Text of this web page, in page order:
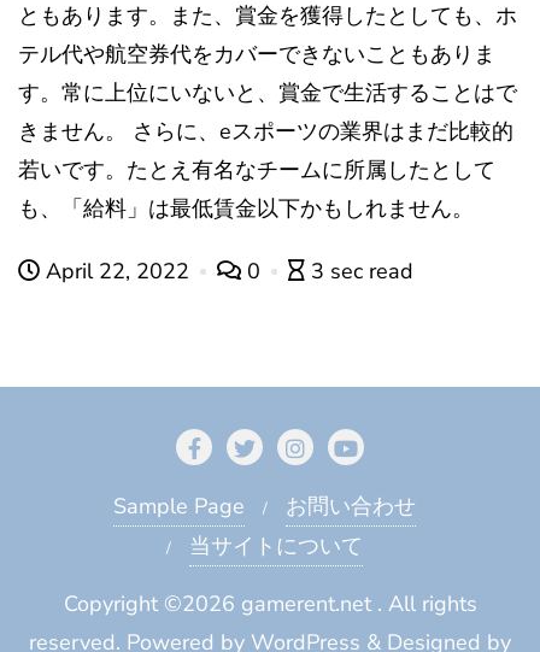
ともあります。また、賞金を獲得したとしても、ホ
テル代や航空券代をカバーできないこともありま
す。常に上位にいないと、賞金で生活することはで
きません。 さらに、eスポーツの業界はまだ比較的
若いです。たとえ有名なチームに所属したとして
も、「給料」は最低賃金以下かもしれません。
April 22, 2022 0 3 sec read
Sample Page
お問い合わせ
当サイトについて
Copyright ©2026 gamerent.net . All rights
reserved. Powered by WordPress & Designed by